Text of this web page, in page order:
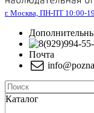
г. Москва, ПН-ПТ 10:00-
Почта
Каталог